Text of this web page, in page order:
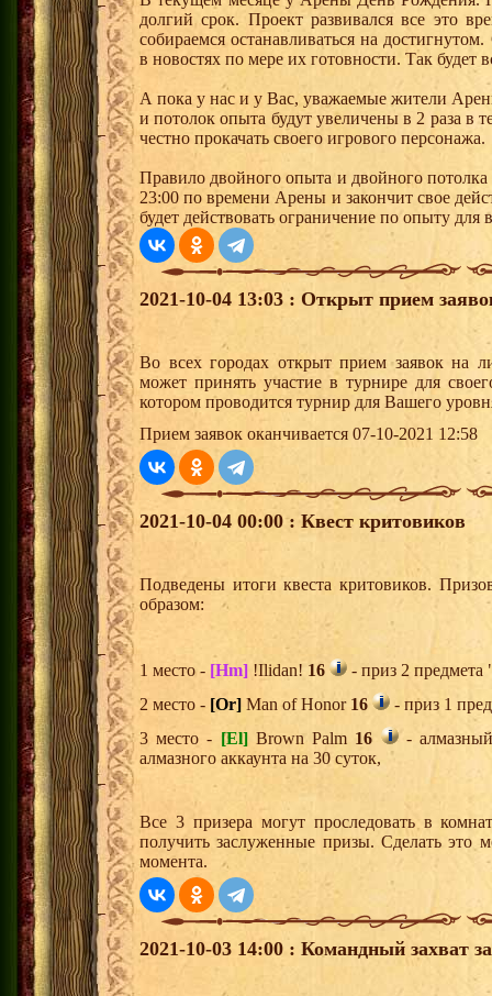
долгий срок. Проект развивался все это
собираемся останавливаться на
в новостях по мере их готовности. Так будет
А пока у нас и у Вас, уважаемые жители
и потолок опыта будут увеличены в 2 раза в
честно прокачать своего игрового персонажа.
Правило двойного опыта и двойного потолка
23:00 по времени Арены и закончит свое
будет действовать ограничение по опыту
2021-10-04 13:03 : Открыт прием
Во всех городах открыт прием заявок на
может принять участие в турнире для
котором проводится турнир для Вашего
Прием заявок оканчивается 07-10-2021 12:58
2021-10-04 00:00 : Квест критовиков
Подведены итоги квеста критовиков.
образом:
1 место - [Hm] !Ilidan! 16
- приз 2 предмета
2 место - [Or] Man of Honor 16
- приз 1
3 место - [El]Brown Palm 16
-
алмазного аккаунта на 30 суток,
Все 3 призера могут проследовать в
получить заслуженные призы. Сделать это
момента.
2021-10-03 14:00 : Командный захват